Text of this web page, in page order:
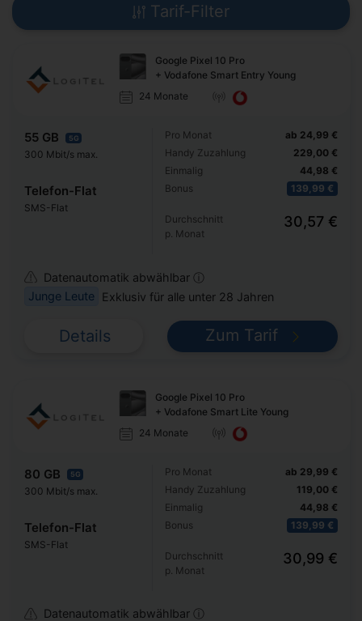
Tarif-Filter
Google Pixel 10 Pro
+ Vodafone Smart Entry Young
24 Monate
55 GB 5G
300 Mbit/s max.
Telefon-Flat
SMS-Flat
Pro Monat
Handy Zuzahlung
Einmalig
Bonus
ab 24,99 €
229,00 €
44,98 €
139,99 €
Durchschnitt
p. Monat
30,57 €
Datenautomatik abwählbar ⓘ
Junge Leute
Exklusiv für alle unter 28 Jahren
Details Zum Tarif
Google Pixel 10 Pro
+ Vodafone Smart Lite Young
24 Monate
80 GB 5G
300 Mbit/s max.
Telefon-Flat
SMS-Flat
Pro Monat
Handy Zuzahlung
Einmalig
Bonus
ab 29,99 €
119,00 €
44,98 €
139,99 €
Durchschnitt
p. Monat
30,99 €
Datenautomatik abwählbar ⓘ